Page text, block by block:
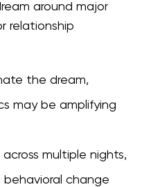
around major
relationship
the dream,
may be amplifying
multiple nights,
behavioral change